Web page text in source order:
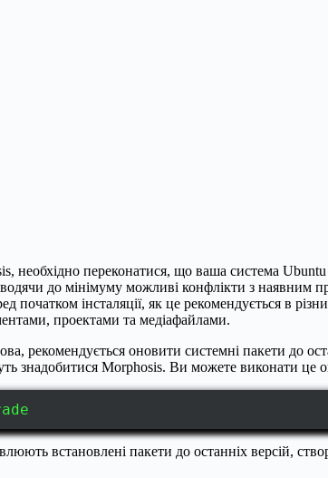
необхідно переконатися, що ваша система
до мінімуму можливі конфлікти з
початком інсталяції, як це рекомендується в
проектами та медіафайлами.
рекомендується оновити системні пакети до
знадобитися Morphosis. Ви можете виконати
встановлені пакети до останніх версій,